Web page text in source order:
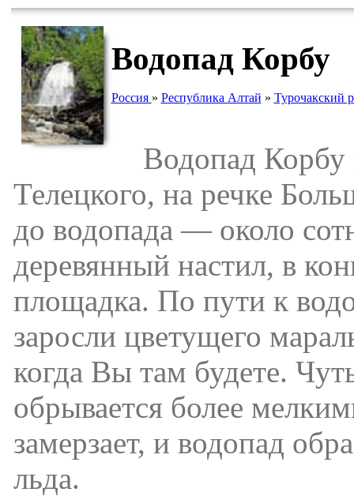
Водопад Корбу
Россия » Республика Алтай » Турочакский
Водопад Корбу
Телецкого, на речке
до водопада — около
деревянный настил, в
площадка. По пути к
заросли цветущего
когда Вы там будете.
обрывается более
замерзает, и водопад
льда.